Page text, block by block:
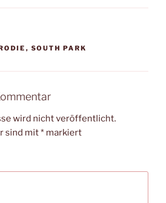
, SOUTH PARK
wird nicht veröffentlicht.
sind mit* markiert